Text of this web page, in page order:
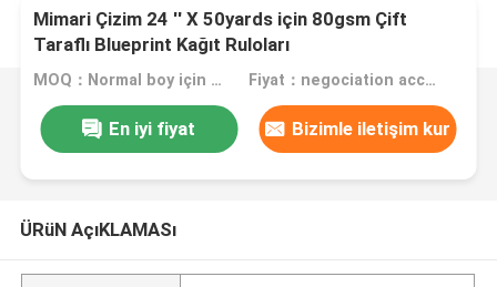
Mimari Çizim 24 '' X 50yards için 80gsm Çift
Taraflı Blueprint Kağıt Ruloları
MOQ：Normal boy için 5 rulo, özel boy için 200 rulo Fiyat：negociation according to size, quantity and gsm
En iyi fiyat Bizimle iletişim kur
ÜRüN AçıKLAMASı